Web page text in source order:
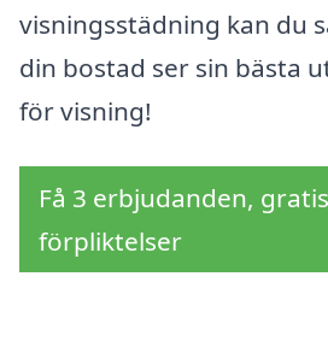
visningsstädning kan du
din bostad ser sin bästa
för visning!
Få 3 erbjudanden,
förpliktelser